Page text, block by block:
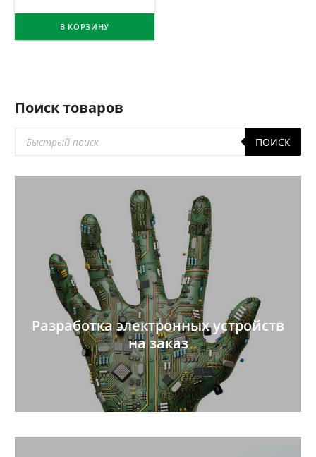
В КОРЗИНУ
Поиск товаров
товаров
ПОИСК
Разработка электронных устройств
на заказ